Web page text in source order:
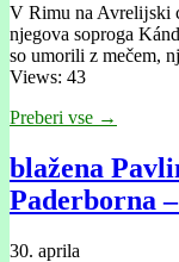
V Rimu na Avrelĳski
njegova soproga
so umorili z mečem,
Views: 43
Preberi vse →
blažena
Paderborna
30. aprila